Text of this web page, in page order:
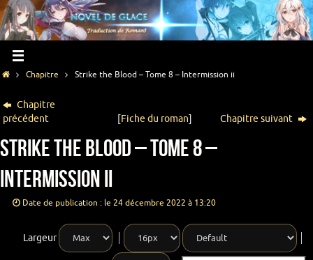
Chapitre Strike the Blood – Tome 8 – Intermission ii
Chapitre
précédent
[Fiche du roman] Chapitre suivant
Strike the Blood – Tome 8 –
Intermission ii
Date de publication : le 24 décembre 2022 à 13:20
Largeur